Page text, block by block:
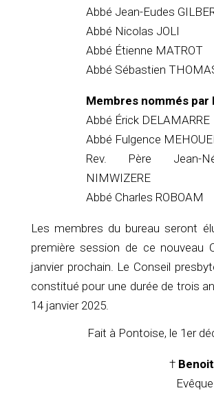
Abbé Jean-Eudes
Abbé Nicolas JOLI
Abbé Étienne MATROT
Abbé Sébastien
Membres nommés par
Abbé Érick DELAMARRE
Abbé Fulgence
Rev. Père Jean-
NIMWIZERE
Abbé Charles ROBOAM
Les membres du bureau seront
première session de ce nouveau
janvier prochain. Le Conseil
constitué pour une durée de trois
14 janvier 2025.
Fait à Pontoise, le 1er
† Benoit